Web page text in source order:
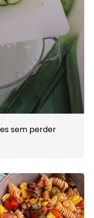
sem perder